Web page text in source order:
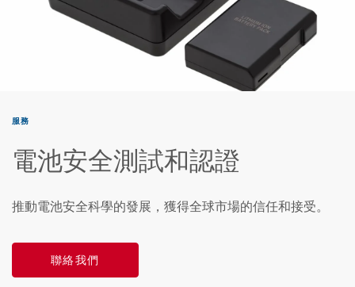
服務
電池安全測試和認證
推動電池安全科學的發展，獲得全球市場的信任和接受。
聯絡我們